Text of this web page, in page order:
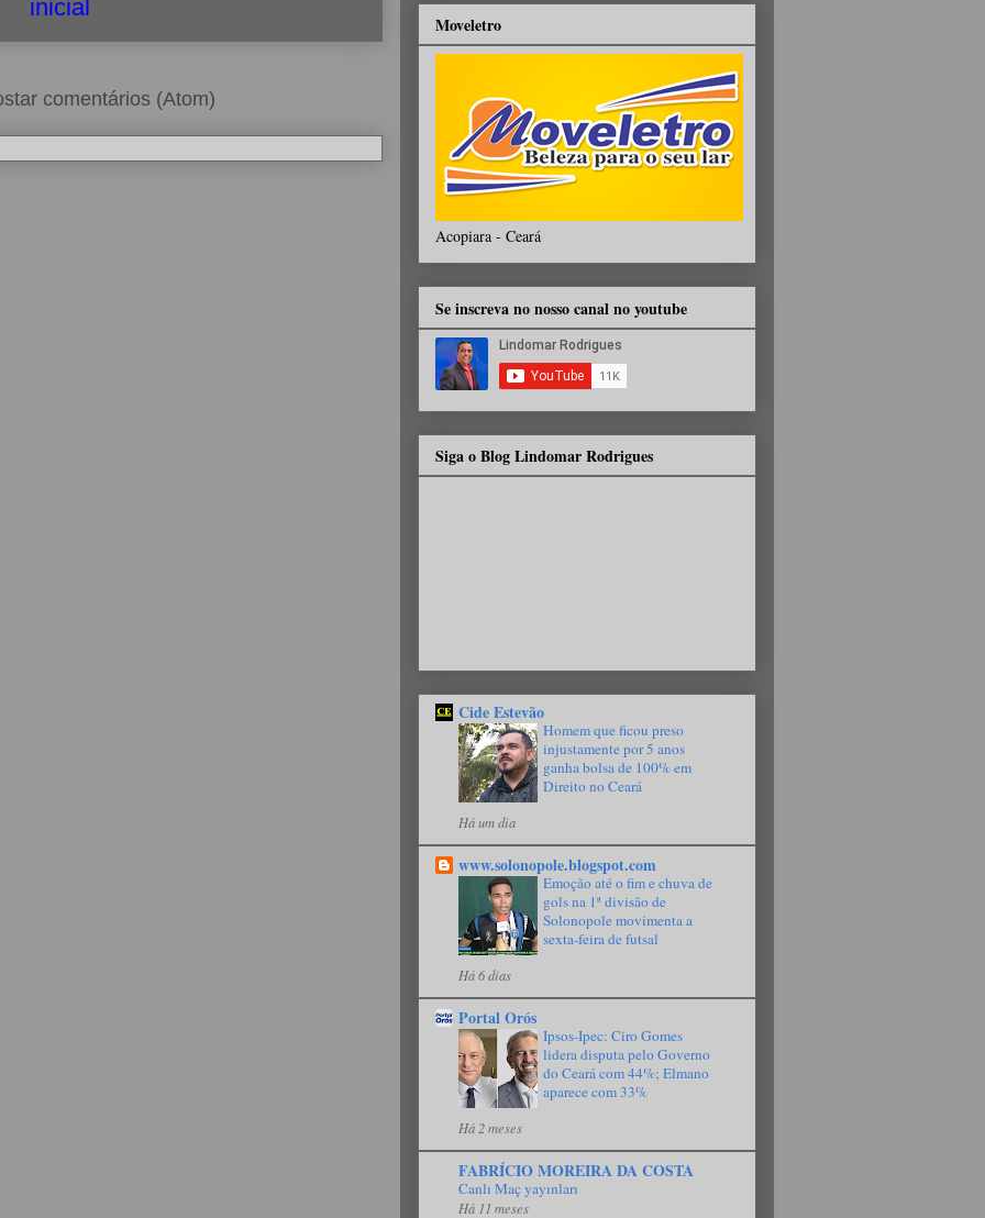
inicial
comentários (Atom)
Moveletro
Acopiara - Ceará
Se inscreva no nosso canal no youtube
Siga o Blog Lindomar Rodrigues
Cide Estevão
Homem que ficou preso
injustamente por 5 anos
ganha bolsa de 100% em
Direito no Ceará
Há um dia
www.solonopole.blogspot.com
Emoção até o fim e chuva de
gols na 1ª divisão de
Solonopole movimenta a
sexta-feira de futsal
Há 6 dias
Portal Orós
Ipsos-Ipec: Ciro Gomes
lidera disputa pelo Governo
do Ceará com 44%; Elmano
aparece com 33%
Há 2 meses
FABRÍCIO MOREIRA DA COSTA
Canlı Maç yayınları
Há 11 meses